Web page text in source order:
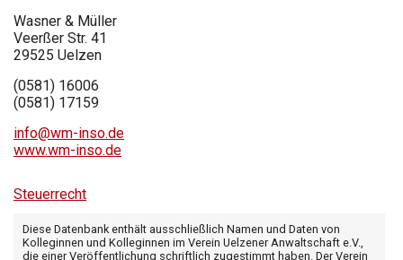
Wasner & Müller
Veerßer Str. 41
29525 Uelzen
(0581) 16006
(0581) 17159
info@wm-inso.de
www.wm-inso.de
Steuerrecht
Diese Datenbank enthält ausschließlich Namen und Daten von
Kolleginnen und Kolleginnen im Verein Uelzener Anwaltschaft e.V.,
die einer Veröffentlichung schriftlich zugestimmt haben. Der Verein